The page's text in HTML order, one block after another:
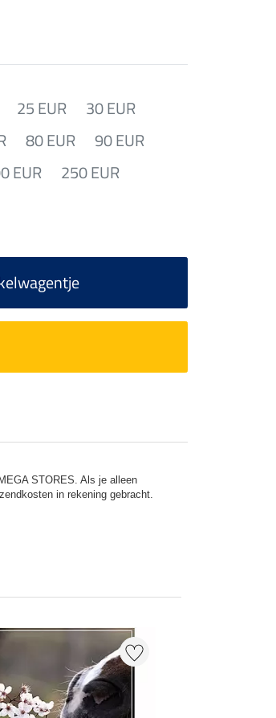
25 EUR
30 EUR
80 EUR
90 EUR
EUR
250 EUR
STORES. Als je alleen
in rekening gebracht.